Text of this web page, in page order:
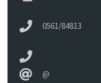
0561/84813
@